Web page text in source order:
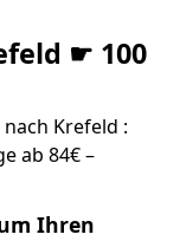
☛ 100
Krefeld :
ab 84€ –
Ihren